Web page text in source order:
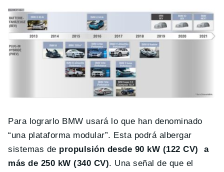
Para lograrlo BMW usará lo que han denominado
“una plataforma modular”. Esta podrá albergar
sistemas de propulsión desde 90 kW (122 CV) a
más de 250 kW (340 CV). Una señal de que el